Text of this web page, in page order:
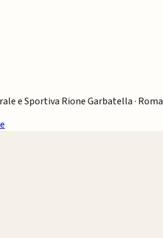
e Sportiva Rione Garbatella · Roma